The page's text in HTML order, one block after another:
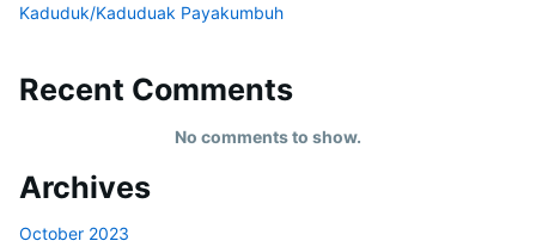
Kaduduk/Kaduduak Payakumbuh
Recent Comments
No comments to show.
Archives
October 2023